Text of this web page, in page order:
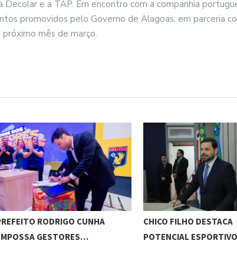
e a TAP. Em encontro com a companhia
promovidos pelo Governo de Alagoas, em parceria
mês de março.
RODRIGO CUNHA
GESTORES…
CHICO FILHO DESTACA
POTENCIAL